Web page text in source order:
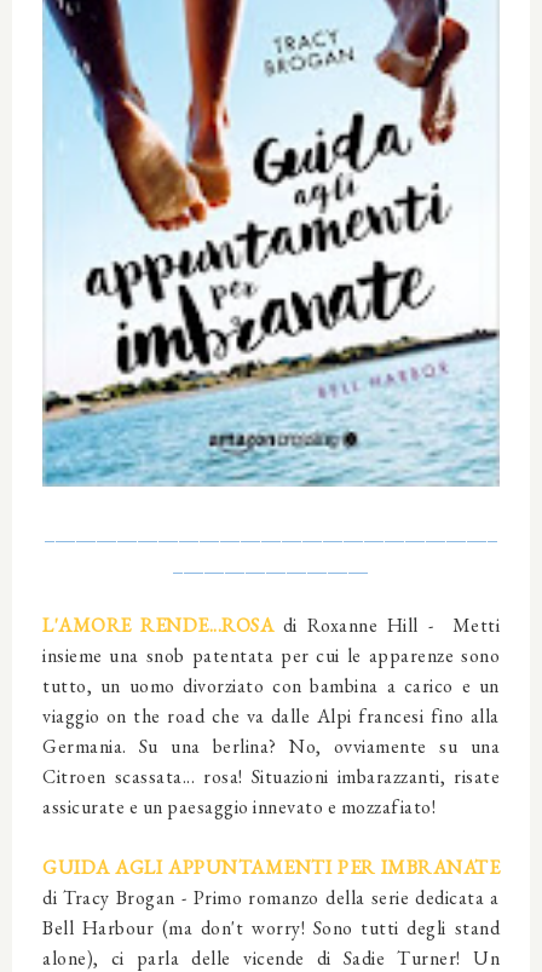
L'AMORE RENDE...ROSA di Roxanne Hill - Metti
insieme una snob patentata per cui le apparenze sono
tutto, un uomo divorziato con bambina a carico e un
viaggio on the road che va dalle Alpi francesi fino alla
Germania. Su una berlina? No, ovviamente su una
Citroen scassata... rosa! Situazioni imbarazzanti, risate
assicurate e un paesaggio innevato e mozzafiato!
GUIDA AGLI APPUNTAMENTI PER IMBRANATE
di Tracy Brogan - Primo romanzo della serie dedicata a
Bell Harbour (ma don't worry! Sono tutti degli stand
alone), ci parla delle vicende di Sadie Turner! Un